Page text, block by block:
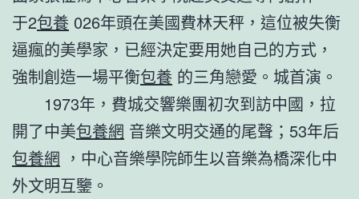
于2包養 026年頭在美國費林天秤，這位被失衡
逼瘋的美學家，已經決定要用她自己的方式，
強制創造一場平衡包養 的三角戀愛。城首演。
1973年，費城交響樂團初次到訪中國，拉
開了中美包養網 音樂文明交通的尾聲；53年后
包養網 ，中心音樂學院師生以音樂為橋深化中
外文明互鑒。